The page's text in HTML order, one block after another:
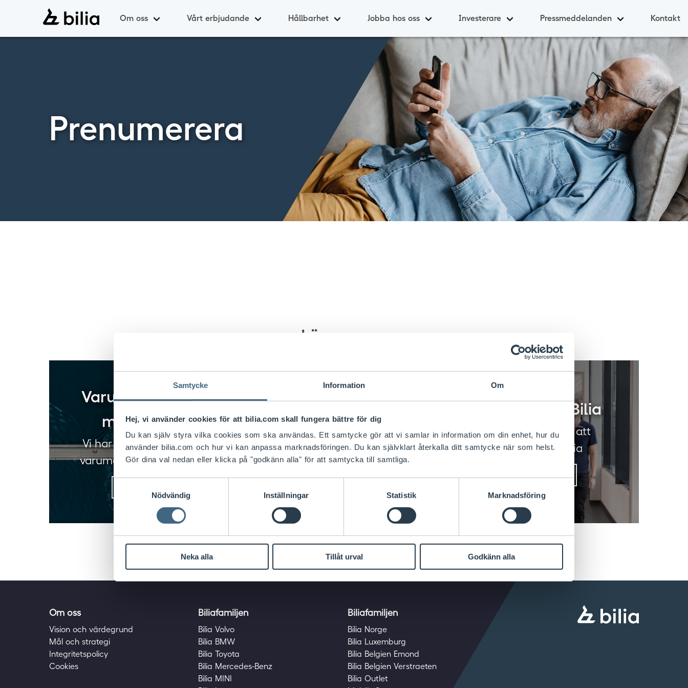
Samtycke Information Om
Hej, vi använder cookies för att bilia.com skall fungera bättre för dig
Du kan själv styra vilka cookies som ska användas. Ett samtycke gör att vi samlar in information om din enhet, hur du
använder bilia.com och hur vi kan anpassa marknadsföringen. Du kan självklart återkalla ditt samtycke när som helst.
Gör dina val nedan eller klicka på "godkänn alla" för att samtycka till samtliga.
Nödvändig
Inställningar Statistik Marknadsföring
Neka alla Tillåt urval Godkänn alla
Om oss Vårt erbjudande Hållbarhet Jobba hos oss Investerare Pressmeddelanden Kontakt
Prenumerera
Läs mer om
Varumärken och
marknader
Vi har många attraktiva
varumärken i fyra länder
Är du nyfiken på hur det är
att arbeta hos oss?
Investera i Bilia
Fem goda skäl att
investera i Bilia
Om oss
Vision och värdegrund
Mål och strategi
Integritetspolicy
Cookies
Biliafamiljen
Bilia Volvo
Bilia BMW
Bilia Toyota
Bilia Mercedes-Benz
Bilia MINI
Biliafamiljen
Bilia Norge
Bilia Luxemburg
Bilia Belgien Emond
Bilia Belgien Verstraeten
Bilia Outlet